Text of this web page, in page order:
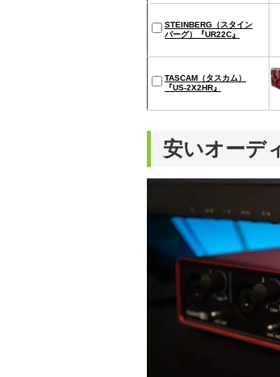
STEINBERG（スタイン
バーグ）『UR22C』
TASCAM（タスカム）
『US-2X2HR』
安いオーデ